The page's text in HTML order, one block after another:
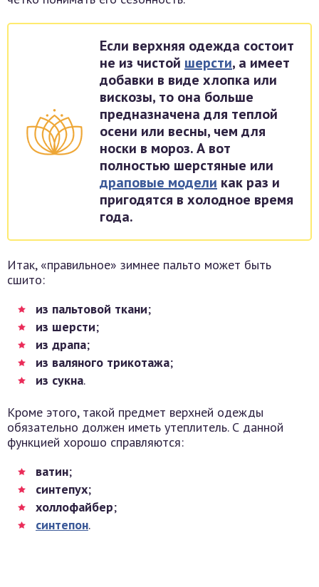
Если верхняя одежда состоит
не из чистой шерсти, а имеет
добавки в виде хлопка или
вискозы, то она больше
предназначена для теплой
осени или весны, чем для
носки в мороз. А вот
полностью шерстяные или
драповые модели как раз и
пригодятся в холодное время
года.
Итак, «правильное» зимнее пальто может быть
сшито:
из пальтовой ткани;
из шерсти;
из драпа;
из валяного трикотажа;
из сукна.
Кроме этого, такой предмет верхней одежды
обязательно должен иметь утеплитель. С данной
функцией хорошо справляются:
ватин;
синтепух;
холлофайбер;
синтепон.